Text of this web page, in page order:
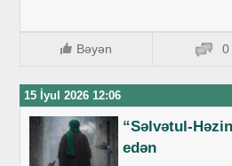
Bəyən 0
15 İyul 2026 12:06
“Səlvətul-
edən